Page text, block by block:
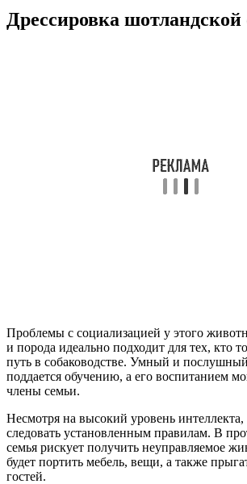
Дрессировка шотландской
Проблемы с социализацией у этого
и порода идеально подходит для тех, кто
путь в собаководстве. Умный и
поддается обучению, а его воспитанием
члены семьи.
Несмотря на высокий уровень интеллекта,
следовать установленным правилам. В
семья рискует получить неуправляемое
будет портить мебель, вещи, а также
гостей.